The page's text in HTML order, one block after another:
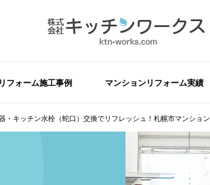
リフォーム施工事例 マンションリフォーム実績
・キッチン水栓（蛇口）交換でリフレッシュ！札幌市マンション